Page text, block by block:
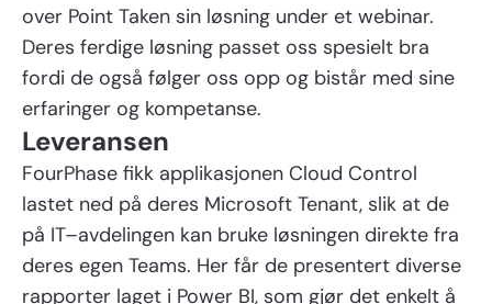
over Point Taken sin løsning under et webinar.
Deres ferdige løsning passet oss spesielt bra
fordi de også følger oss opp og bistår med sine
erfaringer og kompetanse.
Leveransen
FourPhase fikk applikasjonen Cloud Control
lastet ned på deres Microsoft Tenant, slik at de
på IT–avdelingen kan bruke løsningen direkte fra
deres egen Teams. Her får de presentert diverse
rapporter laget i Power BI, som gjør det enkelt å